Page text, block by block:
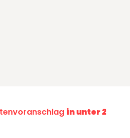
in unter 2